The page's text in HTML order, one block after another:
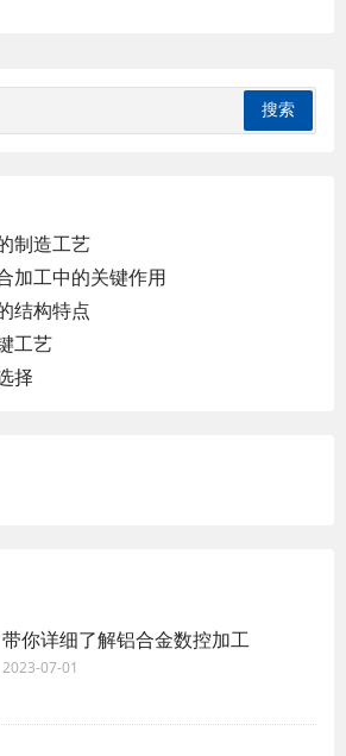
制造工艺
加工中的关键作用
结构特点
工艺
择
带你详细了解铝合金数控加工
2023-07-01